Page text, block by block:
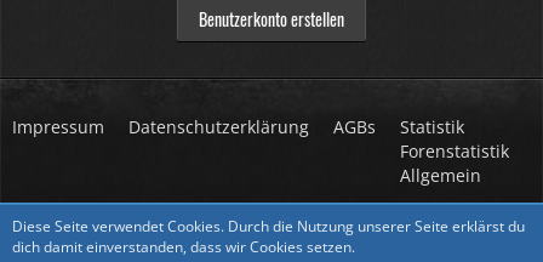
Benutzerkonto erstellen
Stil ändern
Impressum Datenschutzerklärung AGBs
Statistik
Forenstatistik
Allgemein
Diese Seite verwendet Cookies. Durch die Nutzung unserer Seite erklärst du
dich damit einverstanden, dass wir Cookies setzen.